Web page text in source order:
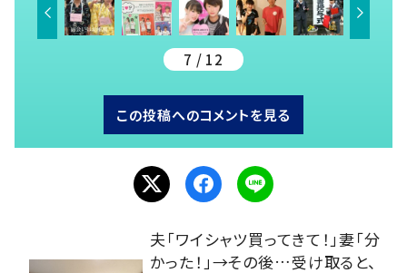
7 / 12
この投稿へのコメントを見る
夫「ワイシャツ買ってきて！」妻「分
かった！」→その後…受け取ると、